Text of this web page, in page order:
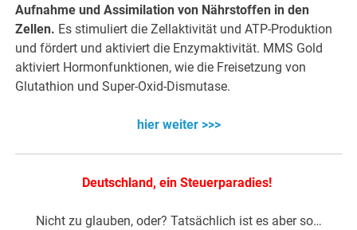
Aufnahme und Assimilation von Nährstoffen in den
Zellen. Es stimuliert die Zellaktivität und ATP-Produktion
und fördert und aktiviert die Enzymaktivität. MMS Gold
aktiviert Hormonfunktionen, wie die Freisetzung von
Glutathion und Super-Oxid-Dismutase.
hier weiter >>>
Deutschland, ein Steuerparadies!
Nicht zu glauben, oder? Tatsächlich ist es aber so…